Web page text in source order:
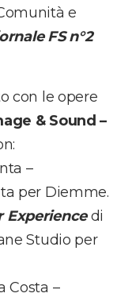
e
FS n°2
con le opere
& Sound –
–
per Diemme.
Experiencedi
Studio per
Costa –